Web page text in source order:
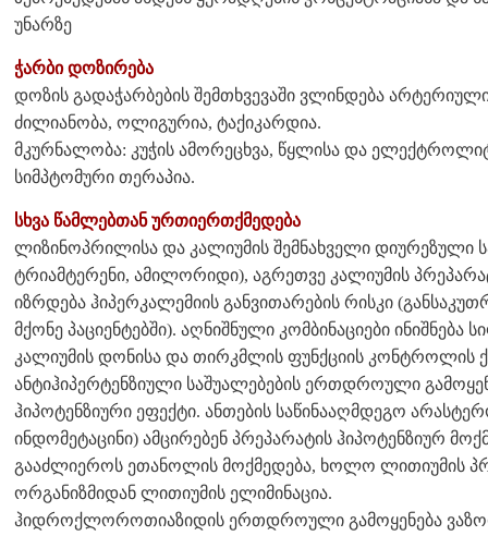
უნარზე
ჭარბი დოზირება
დოზის გადაჭარბების შემთხვევაში ვლინდება
ძილიანობა, ოლიგურია, ტაქიკარდია.
მკურნალობა: კუჭის ამორეცხვა, წყლისა და
სიმპტომური თერაპია.
სხვა წამლებთან ურთიერთქმედება
ლიზინოპრილისა და კალიუმის შემნახველი დიურეზული
ტრიამტერენი, ამილორიდი), აგრეთვე კალიუმის
იზრდება ჰიპერკალემიის განვითარების რისკი
მქონე პაციენტებში). აღნიშნული კომბინაციები
კალიუმის დონისა და თირკმლის ფუნქციის კონტროლის
ანტიჰიპერტენზიული საშუალებების ერთდროული
ჰიპოტენზიური ეფექტი. ანთების საწინააღმდეგო
ინდომეტაცინი) ამცირებენ პრეპარატის ჰიპოტენზიურ
გააძლიეროს ეთანოლის მოქმედება, ხოლო ლითიუმის
ორგანიზმიდან ლითიუმის ელიმინაცია.
ჰიდროქლოროთიაზიდის ერთდროული გამოყენება